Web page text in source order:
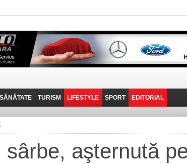
SĂNĂTATE TURISM
PRIN MUNȚII
FANTASTICUL BANAT
LIFESTYLE
POVESTE DE VIAȚĂ
SPORT EDITORIAL
DE VICTOR
aşternută